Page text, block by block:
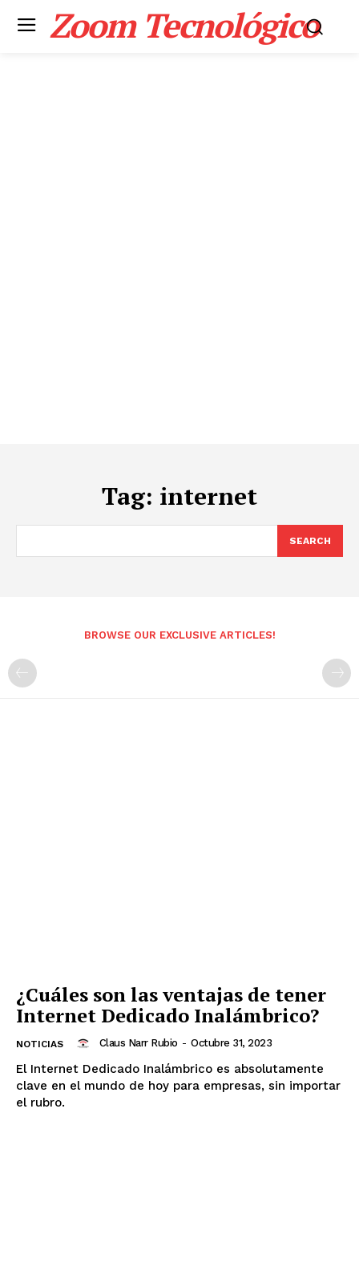
Zoom Tecnológico
Tag: internet
SEARCH
BROWSE OUR EXCLUSIVE ARTICLES!
¿Cuáles son las ventajas de tener
Internet Dedicado Inalámbrico?
NOTICIAS Claus Narr Rubio - Octubre 31, 2023
El Internet Dedicado Inalámbrico es absolutamente
clave en el mundo de hoy para empresas, sin importar
el rubro.